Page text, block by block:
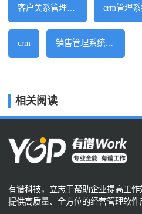
客户关系管理系统 crm管理
crm 销售管理系统软件
相关阅读
有谱科技，立志于帮助企业提高工
提供高质量、全方位的经营管理软